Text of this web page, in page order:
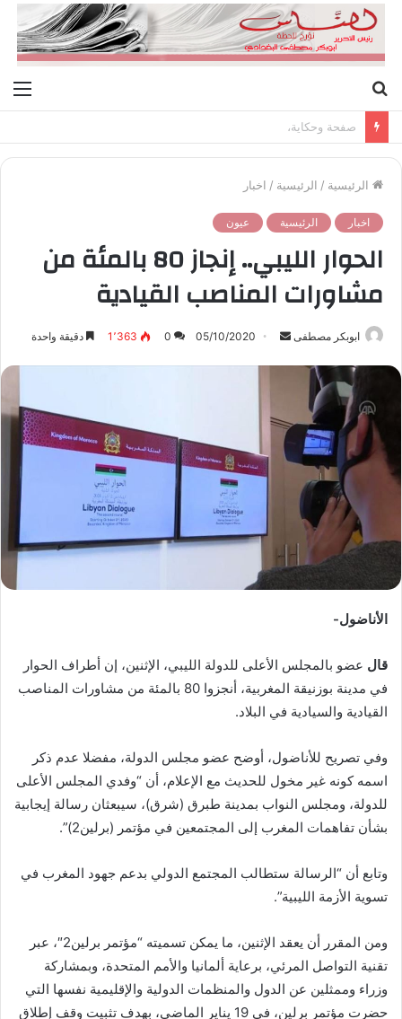
عن
صفحة وحكاية،
الرئيسية / الرئيسية / اخبار
اخبار الرئيسية عيون
الحوار الليبي.. إنجاز 80 بالمئة من
مشاورات المناصب القيادية
ابوبكر مصطفى
ب
ك
ت
05/10/2020
0 1٬363 دقيقة واحدة
الأناضول-
قال عضو بالمجلس الأعلى للدولة الليبي، الإثنين، إن أطراف الحوار
في مدينة بوزنيقة المغربية، أنجزوا 80 بالمئة من مشاورات المناصب
القيادية والسيادية في البلاد.
وفي تصريح للأناضول، أوضح عضو مجلس الدولة، مفضلا عدم ذكر
اسمه كونه غير مخول للحديث مع الإعلام، أن “وفدي المجلس الأعلى
للدولة، ومجلس النواب بمدينة طبرق (شرق)، سيبعثان رسالة إيجابية
بشأن تفاهمات المغرب إلى المجتمعين في مؤتمر (برلين2)”.
وتابع أن “الرسالة ستطالب المجتمع الدولي بدعم جهود المغرب في
تسوية الأزمة الليبية”.
ومن المقرر أن يعقد الإثنين، ما يمكن تسميته “مؤتمر برلين2″، عبر
تقنية التواصل المرئي، برعاية ألمانيا والأمم المتحدة، وبمشاركة
وزراء وممثلين عن الدول والمنظمات الدولية والإقليمية نفسها التي
حضرت مؤتمر برلين، في 19 يناير الماضي، بهدف تثبيت وقف إطلاق